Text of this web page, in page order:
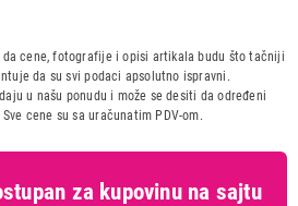
USISIVAC
Miele d.o.o.
Kina
Zagarantovana sva prava
zaštiti potrošača
da cene, fotografije i opisi artikala budu što tačniji
da su svi podaci apsolutno ispravni.
u našu ponudu i može se desiti da određeni
cene su sa uračunatim PDV-om.
za kupovinu na sajtu